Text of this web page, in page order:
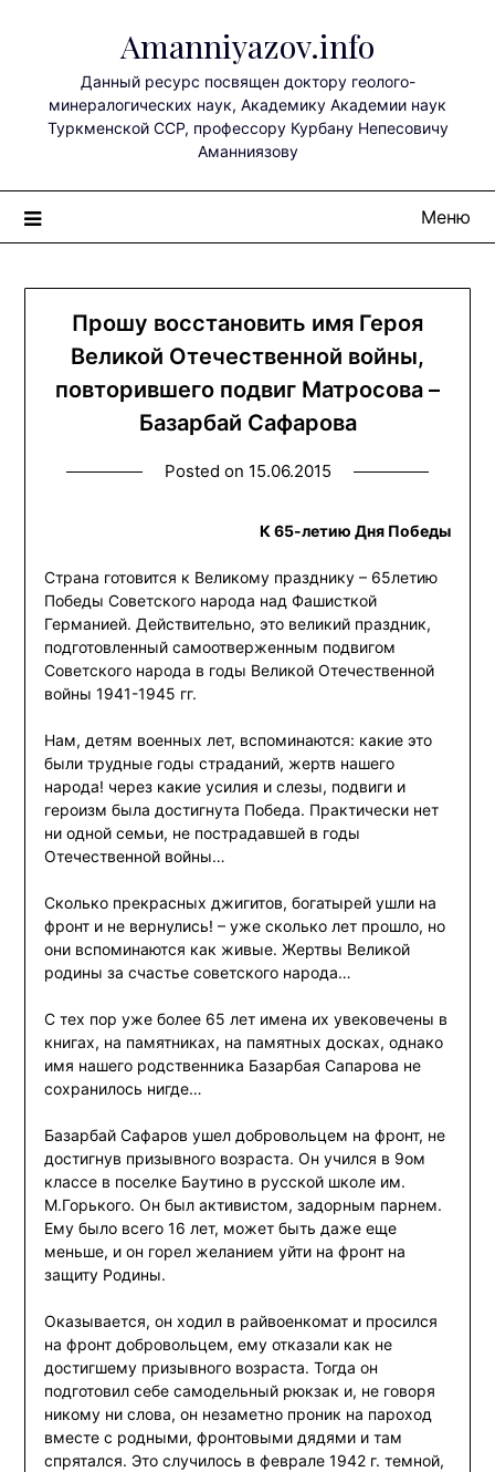
содержимому
Amanniyazov.info
Данный ресурс посвящен доктору геолого-
минералогических наук, Академику Академии наук
Туркменской ССР, профессору Курбану Непесовичу
Аманниязову
Меню
Прошу восстановить имя Героя
Великой Отечественной войны,
повторившего подвиг Матросова –
Базарбай Сафарова
Posted on 15.06.2015
К 65-летию Дня Победы
Страна готовится к Великому празднику – 65летию
Победы Советского народа над Фашисткой
Германией. Действительно, это великий праздник,
подготовленный самоотверженным подвигом
Советского народа в годы Великой Отечественной
войны 1941-1945 гг.
Нам, детям военных лет, вспоминаются: какие это
были трудные годы страданий, жертв нашего
народа! через какие усилия и слезы, подвиги и
героизм была достигнута Победа. Практически нет
ни одной семьи, не пострадавшей в годы
Отечественной войны…
Сколько прекрасных джигитов, богатырей ушли на
фронт и не вернулись! – уже сколько лет прошло, но
они вспоминаются как живые. Жертвы Великой
родины за счастье советского народа…
С тех пор уже более 65 лет имена их увековечены в
книгах, на памятниках, на памятных досках, однако
имя нашего родственника Базарбая Сапарова не
сохранилось нигде…
Базарбай Сафаров ушел добровольцем на фронт, не
достигнув призывного возраста. Он учился в 9ом
классе в поселке Баутино в русской школе им.
М.Горького. Он был активистом, задорным парнем.
Ему было всего 16 лет, может быть даже еще
меньше, и он горел желанием уйти на фронт на
защиту Родины.
Оказывается, он ходил в райвоенкомат и просился
на фронт добровольцем, ему отказали как не
достигшему призывного возраста. Тогда он
подготовил себе самодельный рюкзак и, не говоря
никому ни слова, он незаметно проник на пароход
вместе с родными, фронтовыми дядями и там
спрятался. Это случилось в феврале 1942 г. темной,